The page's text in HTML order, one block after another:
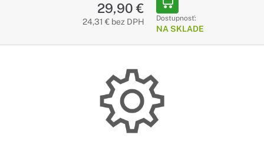
29,90 €
24,31 € bez DPH Dostupnosť:
NA SKLADE